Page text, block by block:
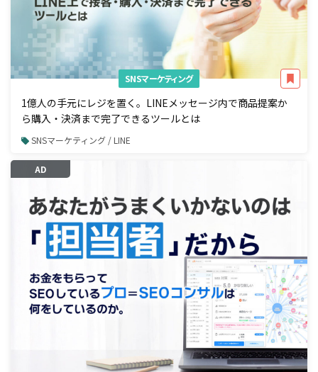
SNSマーケティング
1億人の手元にレジを置く。LINEメッセージ内で商品提案か
ら購入・決済まで完了できるツールとは
SNSマーケティング / LINE
AD